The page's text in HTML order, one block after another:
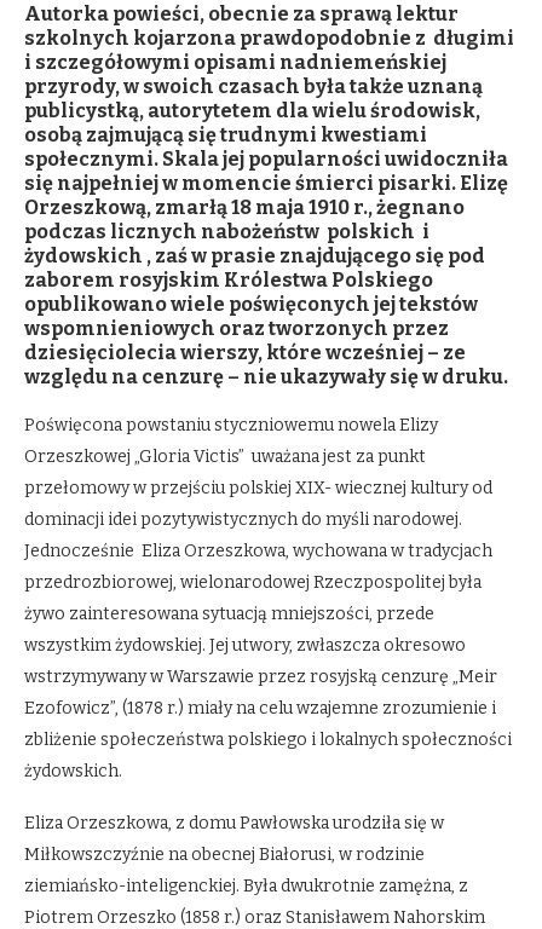
Autorka powieści, obecnie za sprawą lektur
szkolnych kojarzona prawdopodobnie z długimi
i szczegółowymi opisami nadniemeńskiej
przyrody, w swoich czasach była także uznaną
publicystką, autorytetem dla wielu środowisk,
osobą zajmującą się trudnymi kwestiami
społecznymi. Skala jej popularności uwidoczniła
się najpełniej w momencie śmierci pisarki. Elizę
Orzeszkową, zmarłą 18 maja 1910 r., żegnano
podczas licznych nabożeństw polskich i
żydowskich , zaś w prasie znajdującego się pod
zaborem rosyjskim Królestwa Polskiego
opublikowano wiele poświęconych jej tekstów
wspomnieniowych oraz tworzonych przez
dziesięciolecia wierszy, które wcześniej – ze
względu na cenzurę – nie ukazywały się w druku.
Poświęcona powstaniu styczniowemu nowela Elizy
Orzeszkowej „Gloria Victis” uważana jest za punkt
przełomowy w przejściu polskiej XIX- wiecznej kultury od
dominacji idei pozytywistycznych do myśli narodowej.
Jednocześnie Eliza Orzeszkowa, wychowana w tradycjach
przedrozbiorowej, wielonarodowej Rzeczpospolitej była
żywo zainteresowana sytuacją mniejszości, przede
wszystkim żydowskiej. Jej utwory, zwłaszcza okresowo
wstrzymywany w Warszawie przez rosyjską cenzurę „Meir
Ezofowicz”, (1878 r.) miały na celu wzajemne zrozumienie i
zbliżenie społeczeństwa polskiego i lokalnych społeczności
żydowskich.
Eliza Orzeszkowa, z domu Pawłowska urodziła się w
Miłkowszczyźnie na obecnej Białorusi, w rodzinie
ziemiańsko-inteligenckiej. Była dwukrotnie zamężna, z
Piotrem Orzeszko (1858 r.) oraz Stanisławem Nahorskim